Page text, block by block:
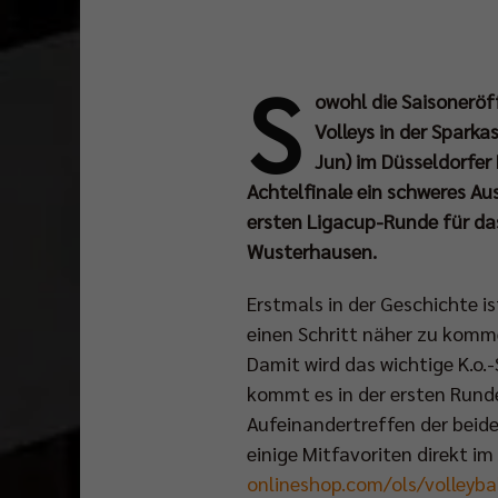
S owohl die
Volleys in der
Jun) im
Achtelfinale ein schweres
ersten Ligacup-Runde für
Wusterhausen.
Erstmals in der Geschichte
einen Schritt näher zu
Damit wird das wichtige
kommt es in der ersten
Aufeinandertreffen der
einige Mitfavoriten direkt
onlineshop.com/ols/